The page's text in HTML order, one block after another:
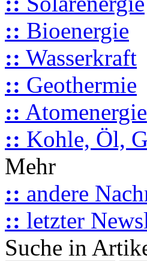
:: Bioenergie
:: Wasserkraft
:: Geothermie
:: Atomenergie
:: Kohle, Öl,
Mehr
:: andere
:: letzter
Suche in